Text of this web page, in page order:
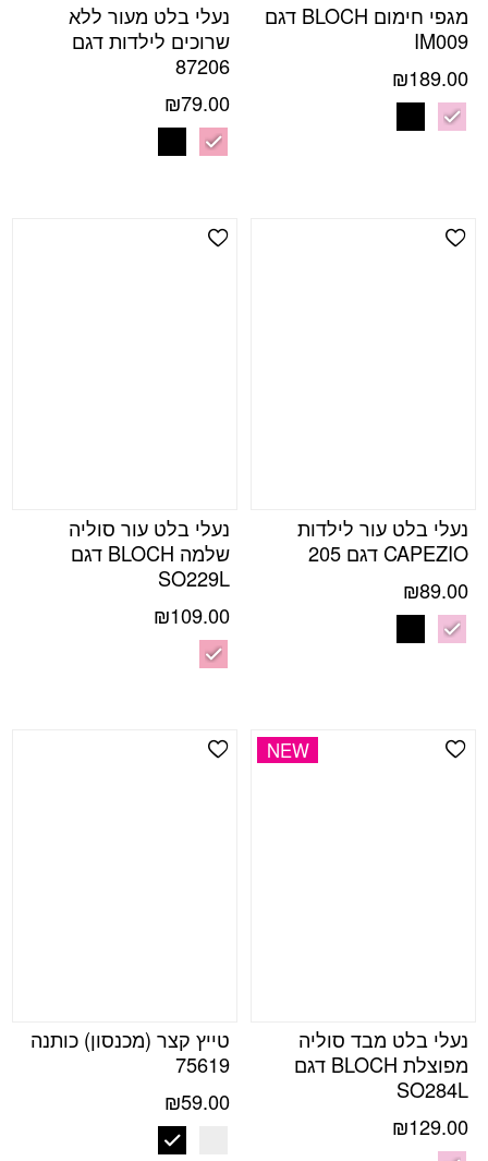
מגפי חימום BLOCH דגם
IM009
₪189.00
נעלי בלט מעור ללא
שרוכים לילדות דגם
87206
₪79.00
Add Wishlist
נעלי בלט עור לילדות
CAPEZIO דגם 205
₪89.00
Add Wishlist
נעלי בלט עור סוליה
שלמה BLOCH דגם
SO229L
₪109.00
Add Wishlist
NEW
נעלי בלט מבד סוליה
מפוצלת BLOCH דגם
SO284L
₪129.00
Add Wishlist
טייץ קצר (מכנסון) כותנה
75619
₪59.00